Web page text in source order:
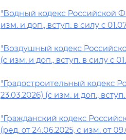
"Водный кодекс Российской
изм. и доп., вступ. в силу с
"Воздушный кодекс
(с изм. и доп., вступ. в силу с
"Градостроительный кодекс
23.03.2026) (с изм. и доп.,
"Гражданский кодекс
(ред. от 24.06.2025, с изм. от